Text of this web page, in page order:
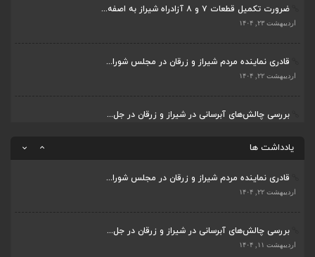
ضرورت تکمیل قطعات ۷ و ۸ آزادراه شیراز به اصفه...
اردیبهشت ۲۳, ۱۴۰۴
قادری نماینده مردم شیراز و زرقان در مجلس شورا...
اردیبهشت ۲۲, ۱۴۰۴
بررسی چالش‌های آبرسانی در شیراز و زرقان در جل...
یادداشت ها
جلسه اعضای شورای بخش مرکزی شیراز با دفتر دکتر...
پیگیری دکتر قادری و سایر نمایندگان شیراز ارتق...
قادری نماینده مردم شیراز و زرقان در مجلس شورا...
اردیبهشت ۲۲, ۱۴۰۴
بررسی چالش‌های آبرسانی در شیراز و زرقان در جل...
اردیبهشت ۱۱, ۱۴۰۴